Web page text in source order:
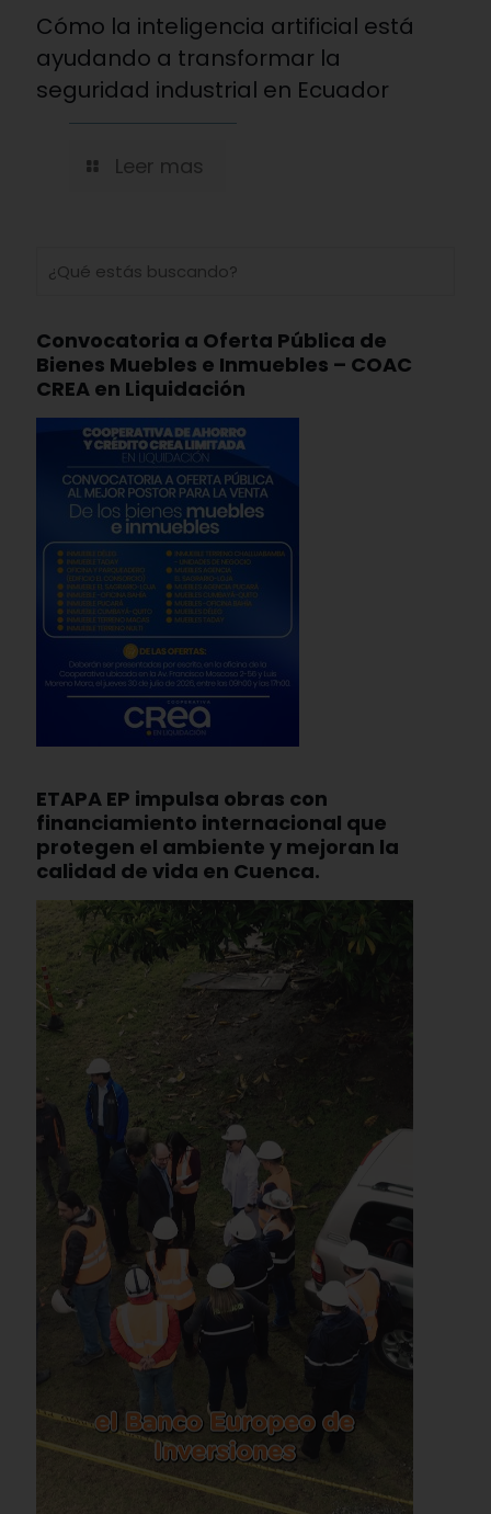
Cómo la inteligencia artificial está
ayudando a transformar la
seguridad industrial en Ecuador
Leer mas
Convocatoria a Oferta Pública de
Bienes Muebles e Inmuebles – COAC
CREA en Liquidación
ETAPA EP impulsa obras con
financiamiento internacional que
protegen el ambiente y mejoran la
calidad de vida en Cuenca.